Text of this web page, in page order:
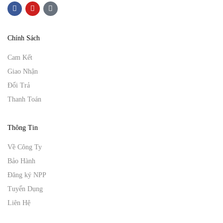
Chính Sách
Cam Kết
Giao Nhận
Đổi Trả
Thanh Toán
Thông Tin
Về Công Ty
Bảo Hành
Đăng ký NPP
Tuyển Dụng
Liên Hệ